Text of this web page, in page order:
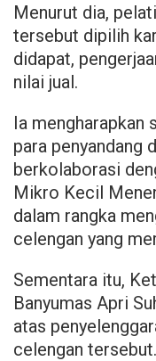
Menurut dia,
tersebut dipilih
didapat,
nilai jual.
Ia mengharapkan
para penyandang
berkolaborasi
Mikro Kecil
dalam rangka
celengan yang
Sementara itu,
Banyumas Apri
atas
celengan tersebut.